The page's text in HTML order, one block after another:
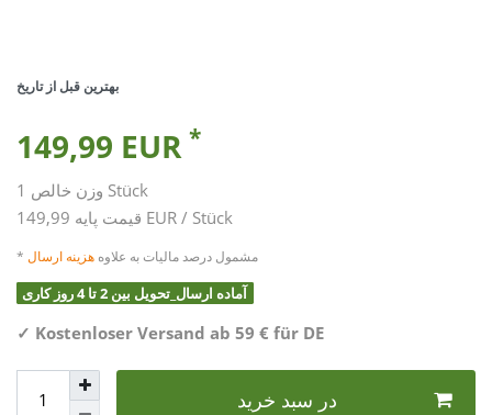
بهترین قبل از تاریخ
149,99 EUR *
وزن خالص Stück
قیمت پایه 149,99 EUR / Stück
* مشمول درصد مالیات به علاوه هزینه ارسال
آماده ارسال_تحویل بین 2 تا 4 روز کاری
✓ Kostenloser Versand ab 59 € für DE
در سبد خرید